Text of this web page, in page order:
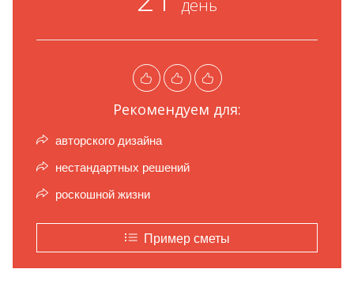
день
Рекомендуем для:
авторского дизайна
нестандартных решений
роскошной жизни
Пример сметы